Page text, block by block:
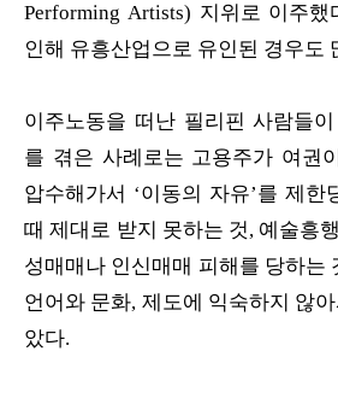
Performing Artists) 지위로 이주
인해 유흥산업으로 유인된 경우도
이주노동을 떠난 필리핀 사람들
를 겪은 사례로는 고용주가 여권
압수해가서 ‘이동의 자유’를 제한
때 제대로 받지 못하는 것, 예술흥
성매매나 인신매매 피해를 당하는
언어와 문화, 제도에 익숙하지 않
았다.